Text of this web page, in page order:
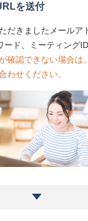
を送付
だきましたメールア
ド、ミーティングID
確認できない場合は
わせください。